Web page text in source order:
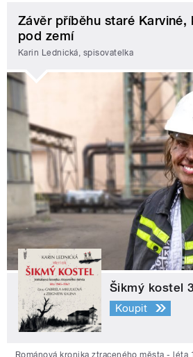
Závěr příběhu staré
pod zemí
Karin Lednická, spisovatelka
Šikmý kostel 3
Koupit
Románová kronika ztraceného města - léta